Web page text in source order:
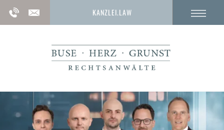
KANZLEI.LAW